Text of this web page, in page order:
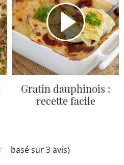
Gratin dauphinois :
recette facile
basé sur 3 avis)